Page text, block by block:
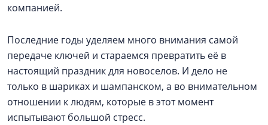
компанией.
Последние годы уделяем много внимания самой
передаче ключей и стараемся превратить её в
настоящий праздник для новоселов. И дело не
только в шариках и шампанском, а во внимательном
отношении к людям, которые в этот момент
испытывают большой стресс.